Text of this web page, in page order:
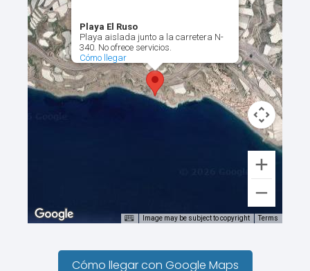
Playa El Ruso
Playa aislada junto a la carretera N-
340. No ofrece servicios.
Cómo llegar
Image may be subject to copyright Terms
Cómo llegar con Google Maps